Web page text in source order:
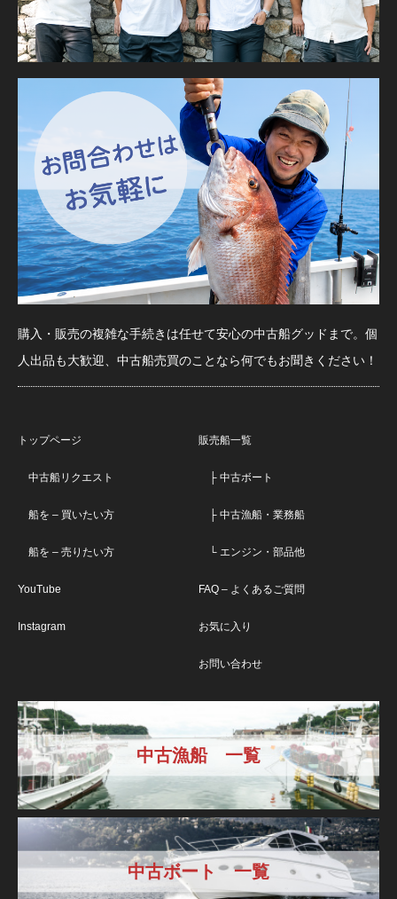
購入・販売の複雑な手続きは任せて安心の中古船グッドまで。個
人出品も大歓迎、中古船売買のことなら何でもお聞きください！
トップページ
中古船リクエスト
船を – 買いたい方
船を – 売りたい方
YouTube
Instagram
販売船一覧
├ 中古ボート
├ 中古漁船・業務船
└ エンジン・部品他
FAQ – よくあるご質問
お気に入り
お問い合わせ
中古漁船 一覧
中古ボート 一覧